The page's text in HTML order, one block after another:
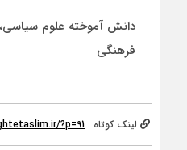
دانش آموخته علوم
فرهنگی
لینک کوتاه : ?p=91